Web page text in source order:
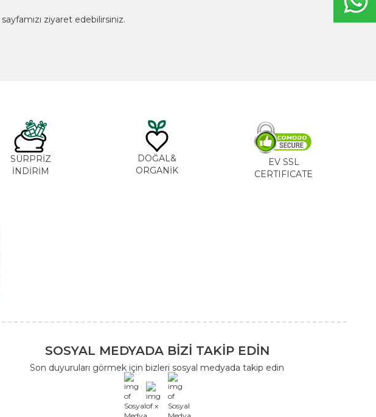
sayfamızı ziyaret edebilirsiniz.
SÜRPRİZ
İNDİRİM
DOĞAL&
ORGANİK
EV SSL
CERTIFICATE
SOSYAL MEDYADA BİZİ TAKİP EDİN
Son duyuruları görmek için bizleri sosyal medyada takip edin
x